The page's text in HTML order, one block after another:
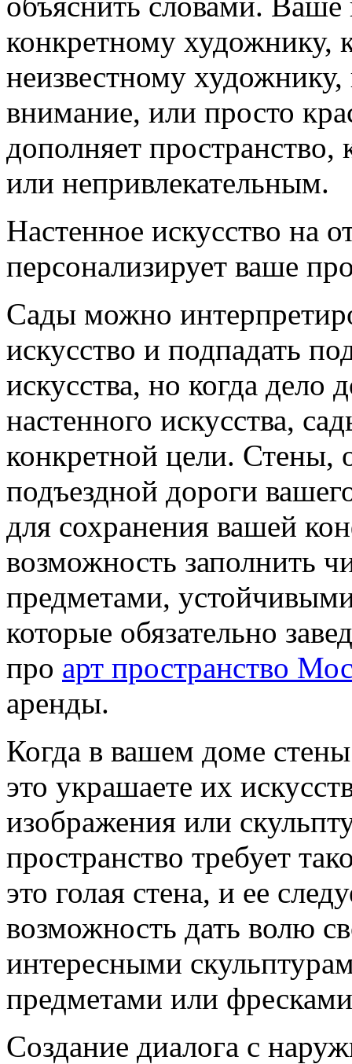
конкретному художнику,
неизвестному
внимание, или просто
дополняет пространство,
или непривлекательным.
Настенное искусство на
персонализирует ваше
Сады можно
искусство и подпадать
искусства, но когда дело
настенного искусства,
конкретной цели. Стены,
подъездной дороги
для сохранения вашей
возможность заполнить
предметами,
которые обязательно
про арт пространство
аренды.
Когда в вашем доме
это украшаете их
изображения или
пространство требует
это голая стена, и ее
возможность дать волю
интересными
предметами или
Создание диалога с